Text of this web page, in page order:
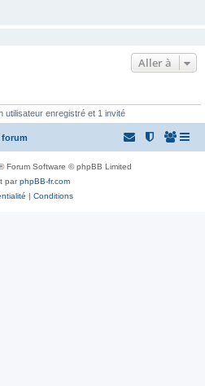
Aller à
utilisateur enregistré et 1 invité
forum
Forum Software © phpBB Limited
parphpBB-fr.com
| Conditions